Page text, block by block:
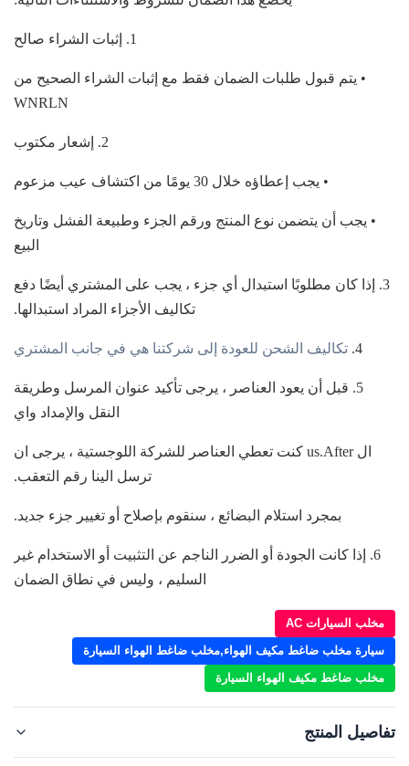
1. إثبات الشراء صالح
• يتم قبول طلبات الضمان فقط مع إثبات الشراء الصحيح من
WNRLN
2. إشعار مكتوب
• يجب إعطاؤه خلال 30 يومًا من اكتشاف عيب مزعوم
• يجب أن يتضمن نوع المنتج ورقم الجزء وطبيعة الفشل وتاريخ
البيع
3. إذا كان مطلوبًا استبدال أي جزء ، يجب على المشتري أيضًا دفع
تكاليف الأجزاء المراد استبدالها.
4. تكاليف الشحن للعودة إلى شركتنا هي في جانب المشتري
5. قبل أن يعود العناصر ، يرجى تأكيد عنوان المرسل وطريقة
النقل والإمداد واي
ال us.After كنت تعطي العناصر للشركة اللوجستية ، يرجى ان
ترسل الينا رقم التعقب.
بمجرد استلام البضائع ، سنقوم بإصلاح أو تغيير جزء جديد.
6. إذا كانت الجودة أو الضرر الناجم عن التثبيت أو الاستخدام غير
السليم ، وليس في نطاق الضمان
مخلب السيارات AC
سيارة مخلب ضاغط مكيف الهواء,مخلب ضاغط الهواء السيارة
مخلب ضاغط مكيف الهواء السيارة
تفاصيل المنتج